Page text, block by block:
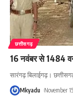
छत्तीसगढ़
16 नवंबर से 1484
सारंगढ़ बिलाईगढ़।
Mkyadu November